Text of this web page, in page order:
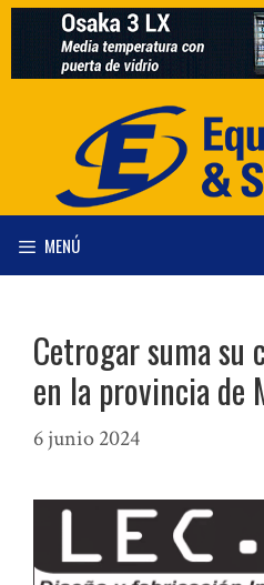
Saltar
contenido
MENÚ
Cetrogar suma su
en la provincia de
6 junio 2024